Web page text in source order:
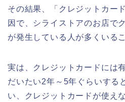
その結果、「クレジットカー
因で、シライストアのお店で
が発生している人が多くいる
実は、クレジットカードには
だいたい2年～5年ぐらいする
い、クレジットカードが使え